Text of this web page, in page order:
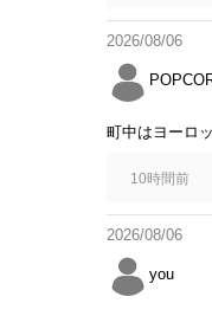
2026/08/06
町中はヨーロ
10時間前
2026/08/06
you